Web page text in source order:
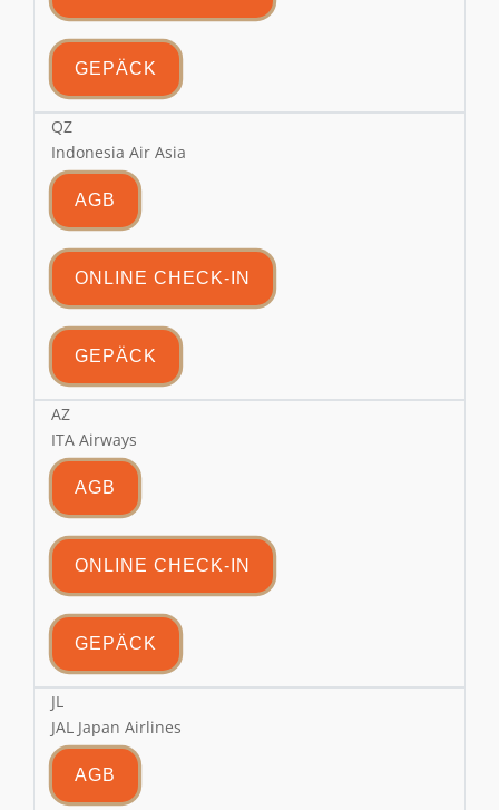
GEPÄCK
QZ
Indonesia Air Asia
AGB
ONLINE CHECK-IN
GEPÄCK
AZ
ITA Airways
AGB
ONLINE CHECK-IN
GEPÄCK
JL
JAL Japan Airlines
AGB